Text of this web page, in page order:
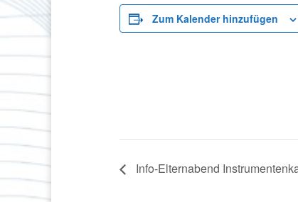
Zum Kalender hinzufügen
Info-Elternabend